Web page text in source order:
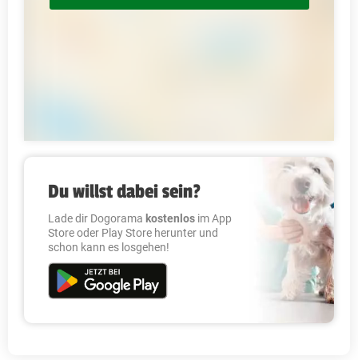
Du willst dabei sein?
Lade dir Dogorama kostenlos im App
Store oder Play Store herunter und
schon kann es losgehen!